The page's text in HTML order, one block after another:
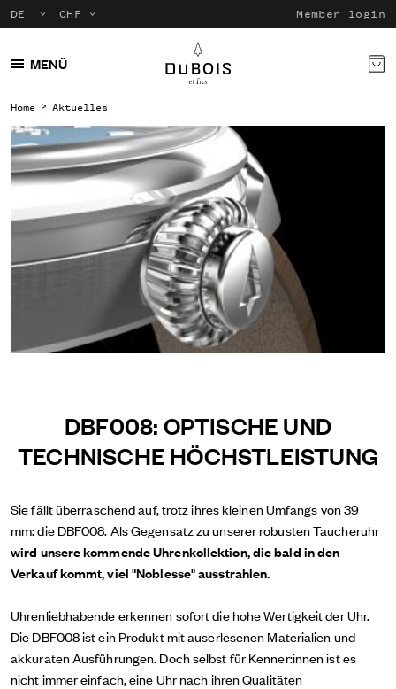
Member login
MENÜ
Home Aktuelles
DBF008: OPTISCHE UND
TECHNISCHE HÖCHSTLEISTUNG
Sie fällt überraschend auf, trotz ihres kleinen Umfangs von 39
mm: die DBF008. Als Gegensatz zu unserer robusten Taucheruhr
wird unsere kommende Uhrenkollektion, die bald in den
Verkauf kommt, viel "Noblesse" ausstrahlen.
Uhrenliebhabende erkennen sofort die hohe Wertigkeit der Uhr.
Die DBF008 ist ein Produkt mit auserlesenen Materialien und
akkuraten Ausführungen. Doch selbst für Kenner:innen ist es
nicht immer einfach, eine Uhr nach ihren Qualitäten